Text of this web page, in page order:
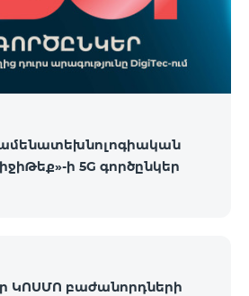
ի 5G գործընկեր
ԿՈՍՄՈ բաժանորդների